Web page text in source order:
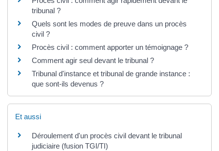
tribunal ?
Quels sont les modes de preuve dans un procès
civil ?
Procès civil : comment apporter un témoignage ?
Comment agir seul devant le tribunal ?
Tribunal d'instance et tribunal de grande instance :
que sont-ils devenus ?
Et aussi
Déroulement d'un procès civil devant le tribunal
judiciaire (fusion TGI/TI)